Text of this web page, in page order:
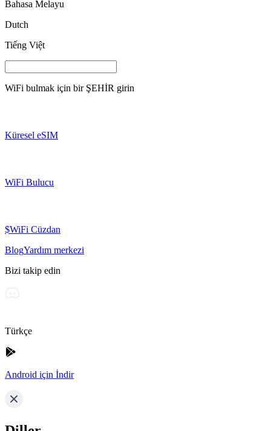
Bahasa Melayu
Dutch
Tiếng Việt
WiFi bulmak için bir ŞEHİR girin
Küresel eSIM
WiFi Bulucu
$WiFi Cüzdan
BlogYardım merkezi
Bizi takip edin
Türkçe
Android için İndir